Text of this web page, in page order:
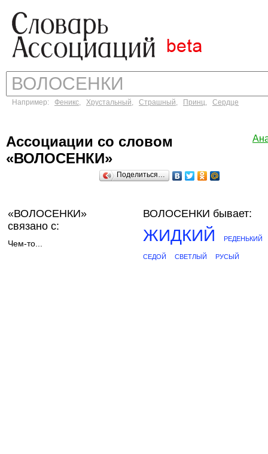
Например: Феникс, Хрустальный, Страшный, Принц, Сердце
Ассоциации со словом
«ВОЛОСЕНКИ»
Поделиться…
«ВОЛОСЕНКИ»
связано с:
Чем-то...
ВОЛОСЕНКИ бывает:
ЖИДКИЙ РЕДЕНЬКИЙ
СЕДОЙ СВЕТЛЫЙ РУСЫЙ